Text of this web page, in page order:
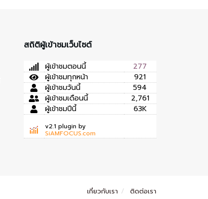
สถิติผู้เข้าชมเว็บไซต์
ผู้เข้าชมตอนนี้
277
ผู้เข้าชมทุกหน้า
921
ผู้เข้าชมวันนี้
594
ผู้เข้าชมเดือนนี้
2,761
ผู้เข้าชมปีนี้
63K
v2.1 plugin by
SiAMFOCUS.com
เกี่ยวกับเรา ติดต่อเรา